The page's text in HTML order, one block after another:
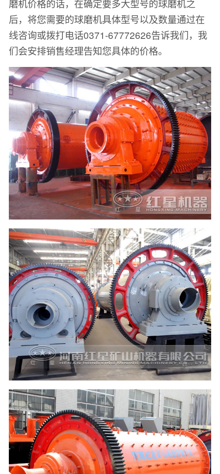
磨机价格的话，在确定要多大型号的球磨机之
后，将您需要的球磨机具体型号以及数量通过在
线咨询或拨打电话0371-67772626告诉我们，我
们会安排销售经理告知您具体的价格。